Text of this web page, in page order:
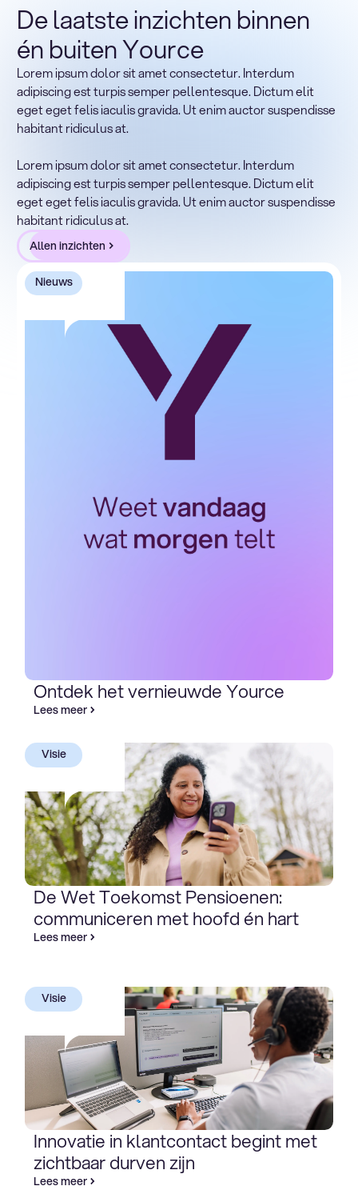
Terug naar sectoren
Heading
Lorem ipsum dolor sit amet, consectetur adipiscing elit.
Suspendisse varius enim in eros elementum tristique.
Duis cursus, mi quis viverra ornare, eros dolor interdum
nulla, ut commodo diam libero vitae erat. Aenean
faucibus nibh et justo cursus id rutrum lorem imperdiet.
Nunc ut sem vitae risus tristique posuere.
De laatste inzichten binnen
én buiten Yource
Lorem ipsum dolor sit amet consectetur. Interdum
adipiscing est turpis semper pellentesque. Dictum elit
eget eget felis iaculis gravida. Ut enim auctor suspendisse
habitant ridiculus at.
Lorem ipsum dolor sit amet consectetur. Interdum
adipiscing est turpis semper pellentesque. Dictum elit
eget eget felis iaculis gravida. Ut enim auctor suspendisse
habitant ridiculus at.
Allen inzichten
Nieuws
Ontdek het vernieuwde Yource
Lees meer
Visie
De Wet Toekomst Pensioenen:
communiceren met hoofd én hart
Lees meer
Visie
Innovatie in klantcontact begint met
zichtbaar durven zijn
Lees meer